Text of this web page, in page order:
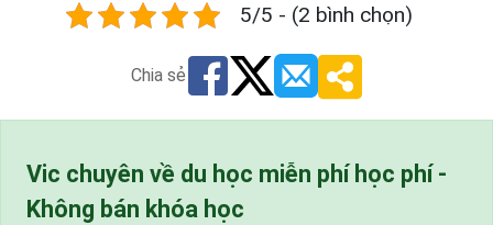
5/5 - (2 bình chọn)
Chia sẻ
Vic chuyên về du học miễn phí học phí -
Không bán khóa học